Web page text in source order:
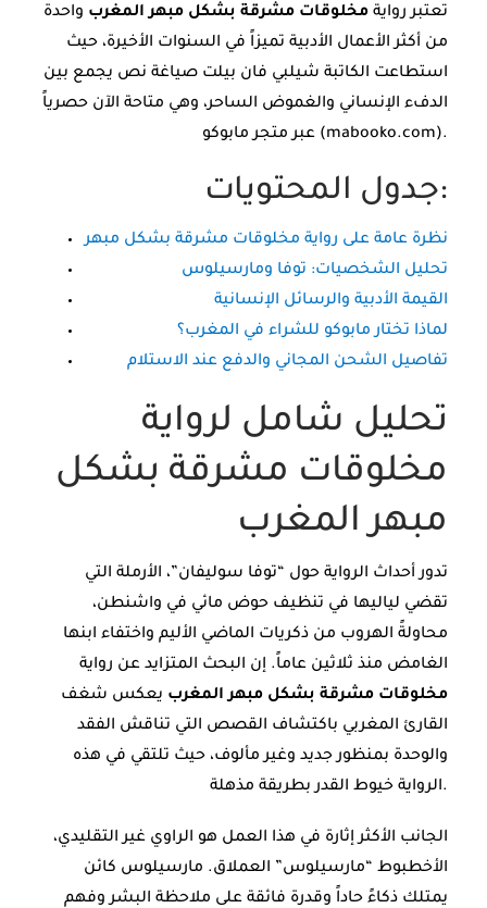
تعتبر رواية مخلوقات مشرقة بشكل مبهر المغرب واحدة
من أكثر الأعمال الأدبية تميزاً في السنوات الأخيرة، حيث
استطاعت الكاتبة شيلبي فان بيلت صياغة نص يجمع بين
الدفء الإنساني والغموض الساحر، وهي متاحة الآن حصرياً
عبر متجر مابوكو (mabooko.com).
جدول المحتويات:
نظرة عامة على رواية مخلوقات مشرقة بشكل مبهر
تحليل الشخصيات: توفا ومارسيلوس
القيمة الأدبية والرسائل الإنسانية
لماذا تختار مابوكو للشراء في المغرب؟
تفاصيل الشحن المجاني والدفع عند الاستلام
تحليل شامل لرواية
مخلوقات مشرقة بشكل
مبهر المغرب
تدور أحداث الرواية حول “توفا سوليفان”، الأرملة التي
تقضي لياليها في تنظيف حوض مائي في واشنطن،
محاولةً الهروب من ذكريات الماضي الأليم واختفاء ابنها
الغامض منذ ثلاثين عاماً. إن البحث المتزايد عن رواية
مخلوقات مشرقة بشكل مبهر المغرب يعكس شغف
القارئ المغربي باكتشاف القصص التي تناقش الفقد
والوحدة بمنظور جديد وغير مألوف، حيث تلتقي في هذه
الرواية خيوط القدر بطريقة مذهلة.
الجانب الأكثر إثارة في هذا العمل هو الراوي غير التقليدي،
الأخطبوط “مارسيلوس” العملاق. مارسيلوس كائن
يمتلك ذكاءً حاداً وقدرة فائقة على ملاحظة البشر وفهم